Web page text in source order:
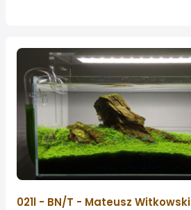
021l - BN/T - Mateusz Witkowski